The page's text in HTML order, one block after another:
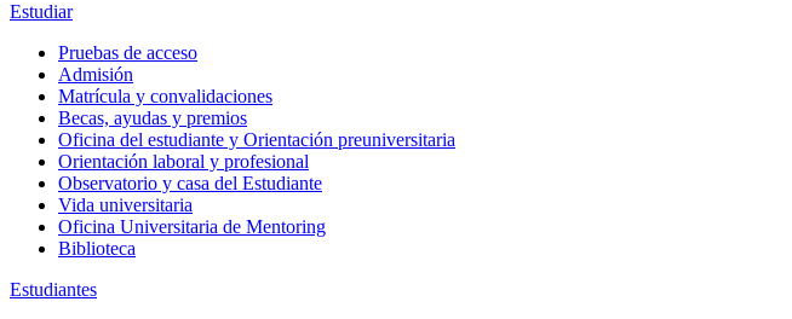
Estudiar
Pruebas de acceso
Admisión
Matrícula y convalidaciones
Becas, ayudas y premios
Oficina del estudiante y Orientación preuniversitaria
Orientación laboral y profesional
Observatorio y casa del Estudiante
Vida universitaria
Oficina Universitaria de Mentoring
Biblioteca
Estudiantes